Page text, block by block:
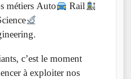
métiers Auto
Rail
c’est le moment
à exploiter nos